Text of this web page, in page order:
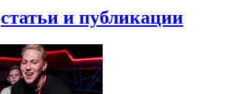
статьи и публикации